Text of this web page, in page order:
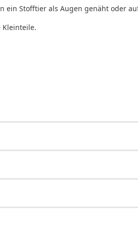
ein Stofftier als Augen genäht oder